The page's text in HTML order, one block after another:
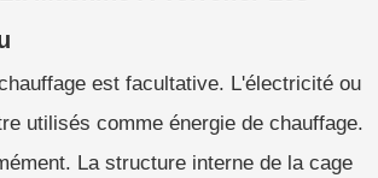
est facultative. L'électricité ou
utilisés comme énergie de chauffage.
La structure interne de la cage